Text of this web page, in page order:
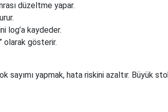
düzeltme yapar.
log’a kaydeder.
olarak gösterir.
sayımı yapmak, hata riskini azaltır. Büyük